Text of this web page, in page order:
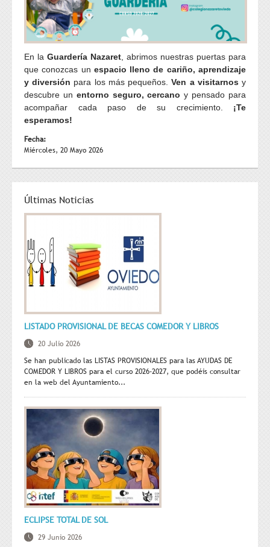
Galería de Fotos
Vídeos
Etapas
Metodologías activas
Educación Infantil
Educación Primaria
Educación Secundaria
Becas y ayudas
Horarios de atención
Libros de Texto
Admisiones
Matriculación
Protección de Datos
Bolsa de empleo
PASTORAL
Actividades
Qué es la pastoral
Nuestra fundadora
Programación
Blog Huellas Online
Tucupido
AMPA
¿Quiénes somos?
Actividades
Colaboradores AMPA
Blog AMPA
Contacto
En la Guardería Nazaret , abrimos nuestras puertas para
que conozcas un espacio lleno de cariño, aprendizaje
y diversión para los más pequeños.Ven a visitarnosy
descubre un entorno seguro, cercano y pensado para
acompañar cada paso de su crecimiento. ¡Te
esperamos!
Fecha:
Miércoles, 20 Mayo 2026
Últimas Noticias
LISTADO PROVISIONAL DE BECAS COMEDOR Y LIBROS
20 Julio 2026
Se han publicado las LISTAS PROVISIONALES para las AYUDAS DE
COMEDOR Y LIBROS para el curso 2026-2027, que podéis consultar
en la web del Ayuntamiento...
ECLIPSE TOTAL DE SOL
29 Junio 2026